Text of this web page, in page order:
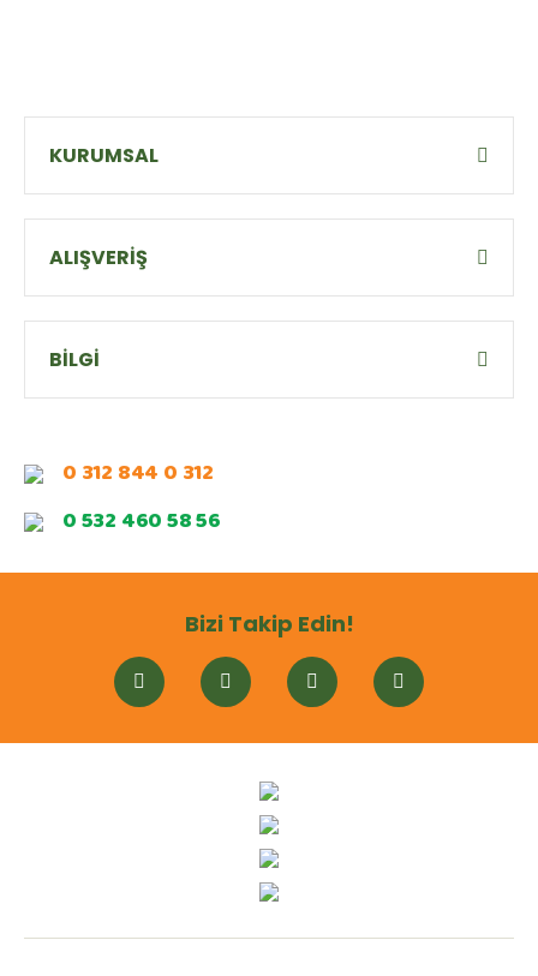
KURUMSAL
ALIŞVERİŞ
BİLGİ
0 312 844 0 312
0 532 460 58 56
Bizi Takip Edin!